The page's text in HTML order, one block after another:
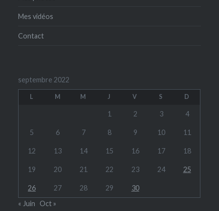
Mes vidéos
Contact
septembre 2022
L M M J V S D
1 2 3 4
5 6 7 8 9 10 11
12 13 14 15 16 17 18
19 20 21 22 23 24 25
26 27 28 29
30
« Juin
Oct »